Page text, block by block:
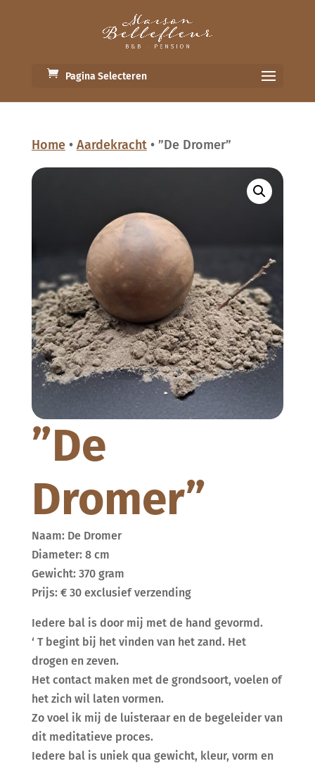
Pagina Selecteren
Home• Aardekracht• ”De Dromer”
”De
Dromer”
Naam: De Dromer
Diameter: 8 cm
Gewicht: 370 gram
Prijs: € 30 exclusief verzending
Iedere bal is door mij met de hand gevormd.
‘ T begint bij het vinden van het zand. Het
drogen en zeven.
Het contact maken met de grondsoort, voelen of
het zich wil laten vormen.
Zo voel ik mij de luisteraar en de begeleider van
dit meditatieve proces.
Iedere bal is uniek qua gewicht, kleur, vorm en